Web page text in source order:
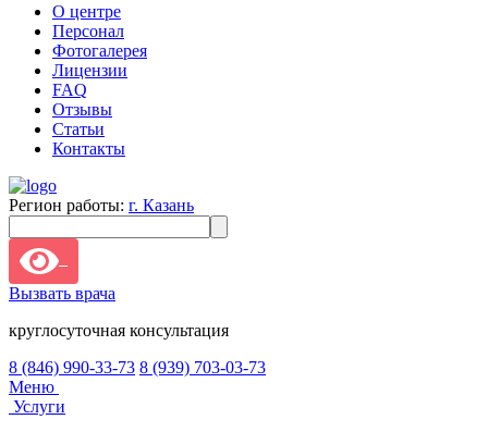
О центре
Персонал
Фотогалерея
Лицензии
FAQ
Отзывы
Статьи
Контакты
Регион работы: г. Казань
Вызвать врача
круглосуточная консультация
8 (846) 990-33-73 8 (939) 703-03-73
Меню
Услуги